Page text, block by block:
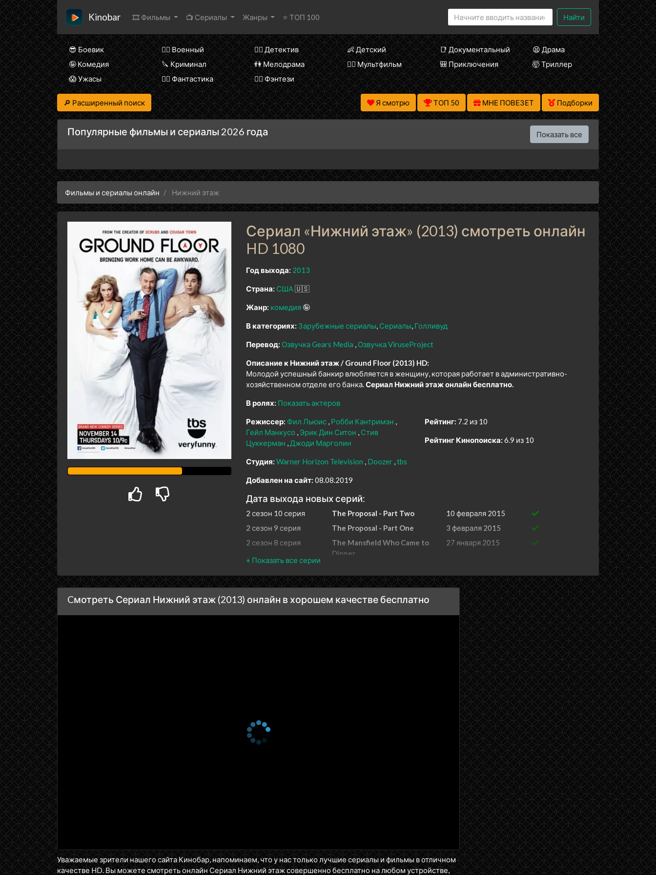
Kinobar 🎞 Фильмы 📺 Сериалы Жанры ⭐ ТОП 100 Найти
😎 Боевик 👨‍✈️ Военный 🕵️‍♂️ Детектив 👶 Детский 📑 Документальный
😫 Драма
🤪 Комедия
🔪 Криминал 👫 Мелодрама 🧚‍♀️ Мультфильм 🎒 Приключения
🤯 Триллер
😱 Ужасы
🧙‍♀️ Фантастика 🧝‍♂️ Фэнтези
🔎 Расширенный поиск Я смотрю ТОП 50 МНЕ ПОВЕЗЕТ Подборки
Популярные фильмы и сериалы 2026 года Показать все
Фильмы и сериалы онлайн Нижний этаж
Сериал «Нижний этаж» (2013) смотреть онлайн
HD 1080
Год выхода: 2013
Страна: США🇺🇸
Жанр: комедия 🤪
В категориях: Зарубежные сериалы Сериалы Голливуд
Перевод: Озвучка Gears Media Озвучка ViruseProject
Описание к Нижний этаж / Ground Floor (2013) HD:
Молодой успешный банкир влюбляется в женщину, которая работает в административно-
хозяйственном отделе его банка.Сериал Нижний этаж онлайн бесплатно.
В ролях: Показать актеров
Режиссер: Фил Льюис Робби Кантримэн
Гейл Манкусо
Эрик Дин Ситон
Стив
Цуккерман
Джоди Марголин
Студия: Warner Horizon Television Doozer tbs
Рейтинг: 7.2 из 10
Рейтинг Кинопоиска: 6.9 из 10
Добавлен на сайт: 08.08.2019
Дата выхода новых серий:
2 сезон 10 серия The Proposal - Part Two
10 февраля 2015
2 сезон 9 серия
The Proposal - Part One
3 февраля 2015
2 сезон 8 серия
The Mansfield Who Came to
Dinner
27 января 2015
2 сезон 6 серия
Love & Basketball
13 января 2015
2 сезон 5 серия
Mano-a-Mansfield
6 января 2015
30 декабря 2014
23 декабря 2014
16 декабря 2014
9 декабря 2014
16 января 2014
9 января 2014
2 января 2014
26 декабря 2013
1 сезон 6 серия
19 декабря 2013
1 сезон 5 серия
12 декабря 2013
5 декабря 2013
21 ноября 2013
14 ноября 2013
14 ноября 2013
Cмотреть Сериал Нижний этаж (2013) онлайн в хорошем качестве бесплатно
Уважаемые зрители нашего сайта Кинобар, напоминаем, что у нас только лучшие сериалы и фильмы в отличном
качестве HD. Вы можете смотреть онлайн Сериал Нижний этаж совершенно бесплатно на любом устройстве,